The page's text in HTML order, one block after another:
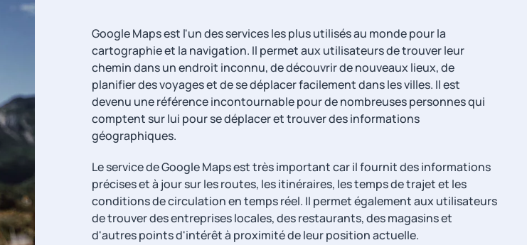
Google Maps est l'un des services les plus utilisés au monde pour la
cartographie et la navigation. Il permet aux utilisateurs de trouver leur
chemin dans un endroit inconnu, de découvrir de nouveaux lieux, de
planifier des voyages et de se déplacer facilement dans les villes. Il est
devenu une référence incontournable pour de nombreuses personnes qui
comptent sur lui pour se déplacer et trouver des informations
géographiques.
Le service de Google Maps est très important car il fournit des informations
précises et à jour sur les routes, les itinéraires, les temps de trajet et les
conditions de circulation en temps réel. Il permet également aux utilisateurs
de trouver des entreprises locales, des restaurants, des magasins et
d'autres points d'intérêt à proximité de leur position actuelle.